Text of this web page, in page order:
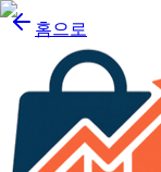
홈으로